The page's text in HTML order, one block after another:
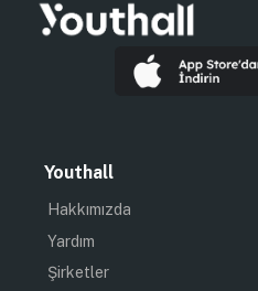
Youthall
Hakkımızda
Yardım
Şirketler